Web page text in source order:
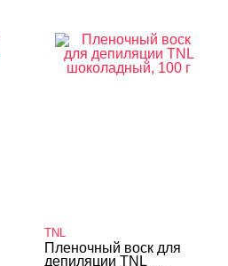
TNL
Пленочный воск для
депиляции TNL